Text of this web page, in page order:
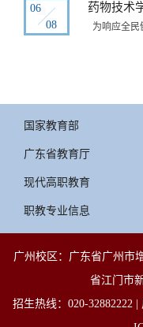
06
08
药物技术
为响应全民
国家教育部
广东省教育厅
现代高职教育
职教专业信息
广州校区：广东省广州市
省江门市
招生热线：020-32882222